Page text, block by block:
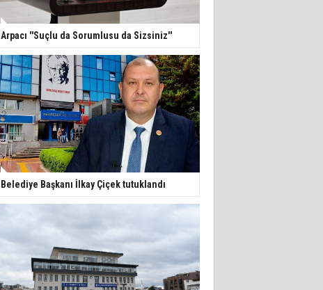
Arpacı ''Suçlu da Sorumlusu da Sizsiniz''
Belediye Başkanı İlkay Çiçek tutuklandı